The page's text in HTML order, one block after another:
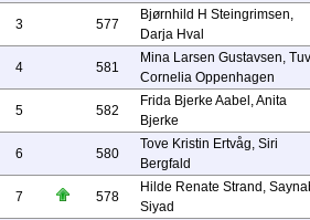
3 577
Bjørnhild H Steingrimsen,
Darja Hval
4 581
Mina Larsen Gustavsen,
Cornelia Oppenhagen
5 582
Frida Bjerke Aabel, Anita
Bjerke
6 580
Tove Kristin Ertvåg, Siri
Bergfald
7 578
Hilde Renate Strand,
Siyad